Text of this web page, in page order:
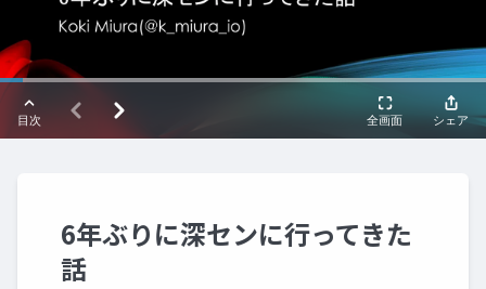
6年ぶりに深センに行ってきた
話